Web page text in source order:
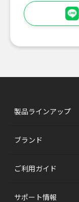
製品ラインアップ
ブランド
ご利用ガイド
サポート情報